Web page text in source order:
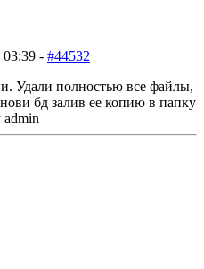
03:39 - #44532
Удали полностью все файлы,
бд залив ее копию в папку
admin